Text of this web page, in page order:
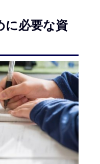
に必要な資